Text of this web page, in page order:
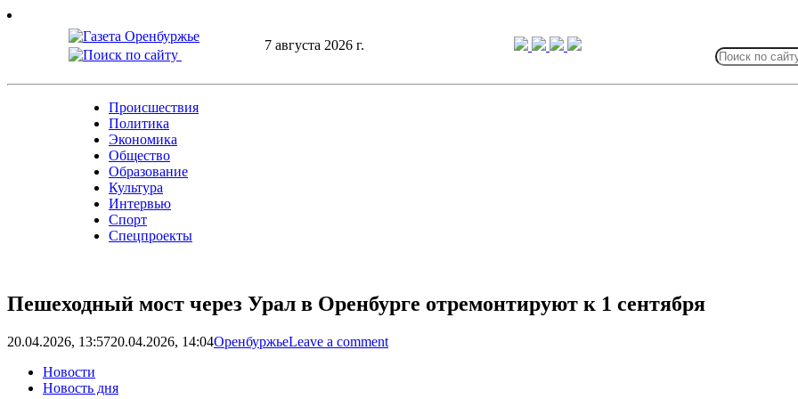
Skip
7 августа 2026 г.
for:
Происшествия
Политика
Экономика
Общество
Образование
Культура
Интервью
Спорт
Спецпроекты
Пешеходный мост через Урал в Оренбурге отремонтируют к 1 сентября
20.04.2026, 13:5720.04.2026, 14:04ОренбуржьеLeave a comment
Новости
Новость дня